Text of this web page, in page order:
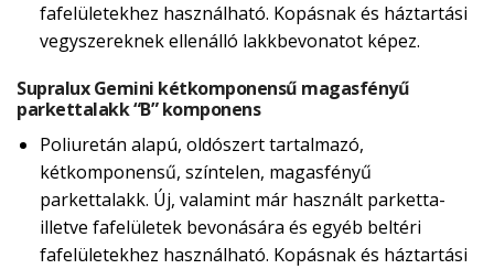
fafelületekhez használható. Kopásnak és háztartási
vegyszereknek ellenálló lakkbevonatot képez.
Supralux Gemini kétkomponensű magasfényű
parkettalakk “B” komponens
Poliuretán alapú, oldószert tartalmazó,
kétkomponensű, színtelen, magasfényű
parkettalakk. Új, valamint már használt parketta-
illetve fafelületek bevonására és egyéb beltéri
fafelületekhez használható. Kopásnak és háztartási